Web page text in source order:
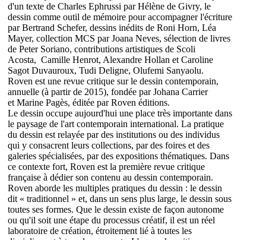
d'un texte de Charles Ephrussi par Hélène de Givry, le
dessin comme outil de mémoire pour accompagner l'écriture
par Bertrand Schefer, dessins inédits de Roni Horn, Léa
Mayer, collection MCS par Joana Neves, sélection de livres
de Peter Soriano, contributions artistiques de Scoli
Acosta, Camille Henrot, Alexandre Hollan et Caroline
Sagot Duvauroux, Tudi Deligne, Olufemi Sanyaolu.
Roven est une revue critique sur le dessin contemporain,
annuelle (à partir de 2015), fondée par Johana Carrier
et Marine Pagès, éditée par Roven éditions.
Le dessin occupe aujourd'hui une place très importante dans
le paysage de l'art contemporain international. La pratique
du dessin est relayée par des institutions ou des individus
qui y consacrent leurs collections, par des foires et des
galeries spécialisées, par des expositions thématiques. Dans
ce contexte fort, Roven est la première revue critique
française à dédier son contenu au dessin contemporain.
Roven aborde les multiples pratiques du dessin : le dessin
dit « traditionnel » et, dans un sens plus large, le dessin sous
toutes ses formes. Que le dessin existe de façon autonome
ou qu'il soit une étape du processus créatif, il est un réel
laboratoire de création, étroitement lié à toutes les